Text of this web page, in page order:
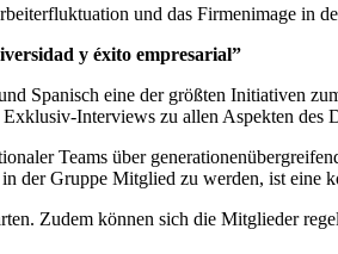
und das Firmenimage in
y éxito empresarial”
Spanisch eine der größten Initiativen
Interviews zu allen Aspekten
Teams über
der Gruppe Mitglied zu werden, ist eine
Zudem können sich die Mitglieder